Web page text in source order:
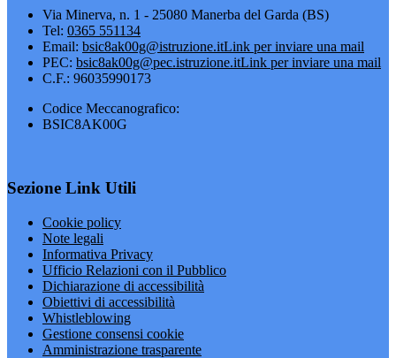
Via Minerva, n. 1 - 25080 Manerba del Garda (BS)
Tel: 0365 551134
Email: bsic8ak00g@istruzione.itLink per inviare una mail
PEC: bsic8ak00g@pec.istruzione.itLink per inviare una mail
C.F.: 96035990173
Codice Meccanografico:
BSIC8AK00G
Sezione Link Utili
Cookie policy
Note legali
Informativa Privacy
Ufficio Relazioni con il Pubblico
Dichiarazione di accessibilità
Obiettivi di accessibilità
Whistleblowing
Gestione consensi cookie
Amministrazione trasparente